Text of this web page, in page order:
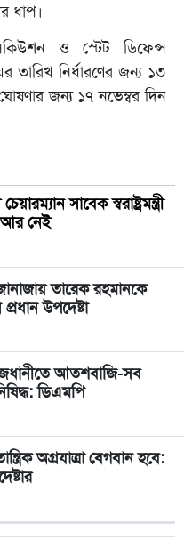
ধাপ।
ও স্টেট ডিফেন্স
তারিখ নির্ধারণের জন্য ১৩
জন্য ১৭ নভেম্বর দিন
সাবেক স্বরাষ্ট্রমন্ত্রী
আর নেই
তারেক রহমানকে
প্রধান উপদেষ্টা
আতশবাজি-সব
ডিএমপি
অগ্রযাত্রা বেগবান হবে: